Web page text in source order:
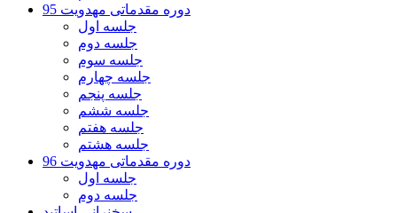
دوره مقدماتی مهدویت 95
جلسه اول
جلسه دوم
جلسه سوم
جلسه چهارم
جلسه پنجم
جلسه ششم
جلسه هفتم
جلسه هشتم
دوره مقدماتی مهدویت 96
جلسه اول
جلسه دوم